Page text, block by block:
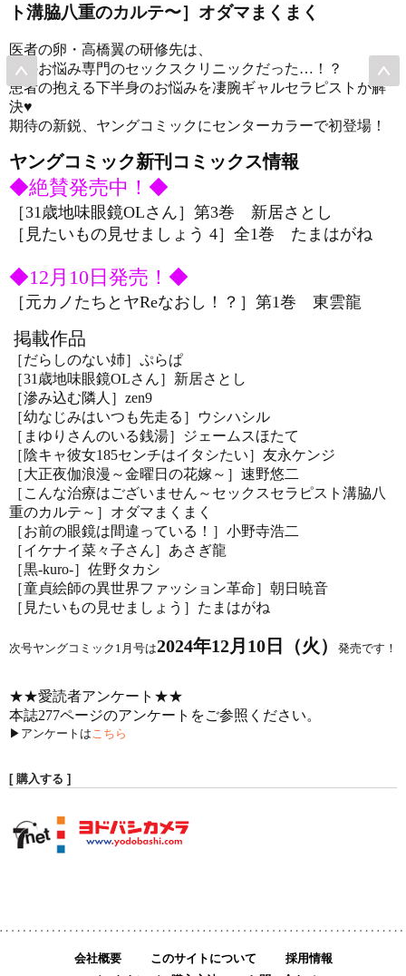
ト溝脇八重のカルテ〜］オダマまくまく
医者の卵・高橋翼の研修先は、
性のお悩み専門のセックスクリニックだった…！？
患者の抱える下半身のお悩みを凄腕ギャルセラピストが解
決♥
期待の新鋭、ヤングコミックにセンターカラーで初登場！
ヤングコミック新刊コミックス情報
◆絶賛発売中！◆
［31歳地味眼鏡OLさん］第3巻 新居さとし
［見たいもの見せましょう 4］全1巻 たまはがね
◆12月10日発売！◆
［元カノたちとヤReなおし！？］第1巻 東雲龍
掲載作品
［だらしのない姉］ぷらぱ
［31歳地味眼鏡OLさん］新居さとし
［滲み込む隣人］zen9
［幼なじみはいつも先走る］ウシハシル
［まゆりさんのいる銭湯］ジェームスほたて
［陰キャ彼女185センチはイタシたい］友永ケンジ
［大正夜伽浪漫～金曜日の花嫁～］速野悠二
［こんな治療はございません～セックスセラピスト溝脇八
重のカルテ～］オダマまくまく
［お前の眼鏡は間違っている！］小野寺浩二
［イケナイ菜々子さん］あさぎ龍
［黒-kuro-］佐野タカシ
［童貞絵師の異世界ファッション革命］朝日暁音
［見たいもの見せましょう］たまはがね
次号ヤングコミック1月号は2024年12月10日（火） 発売です！
★★愛読者アンケート★★
本誌277ページのアンケートをご参照ください。
▶アンケートはこちら
[ 購入する ]
会社概要 このサイトについて
採用情報